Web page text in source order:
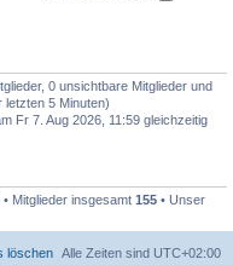
0 unsichtbare Mitglieder und
5 Minuten)
Fr 7. Aug 2026, 11:59 gleichzeitig
• Mitglieder insgesamt 155 • Unser
Alle Zeiten sind UTC+02:00
löschen